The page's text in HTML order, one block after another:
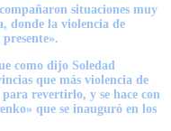
situaciones muy
donde la violencia de
como dijo Soledad
que más violencia de
revertirlo, y se hace con
que se inauguró en los